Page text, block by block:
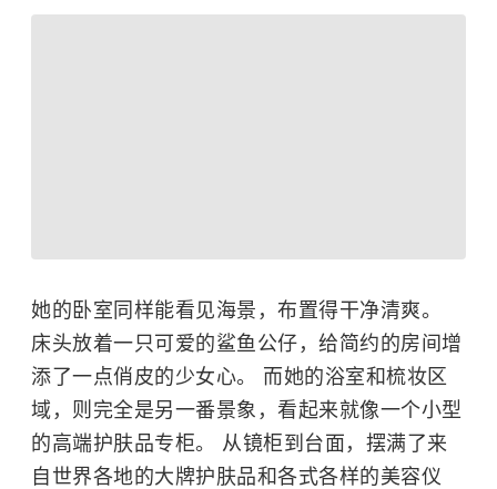
她的卧室同样能看见海景，布置得干净清爽。
床头放着一只可爱的鲨鱼公仔，给简约的房间增
添了一点俏皮的少女心。 而她的浴室和梳妆区
域，则完全是另一番景象，看起来就像一个小型
的高端护肤品专柜。 从镜柜到台面，摆满了来
自世界各地的大牌护肤品和各式各样的美容仪